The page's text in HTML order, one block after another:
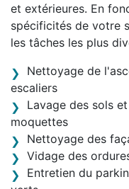
et extérieures. En
spécificités de votre
les tâches les plus
Nettoyage de
escaliers
Lavage des sols
moquettes
Nettoyage des
Vidage des
Entretien du